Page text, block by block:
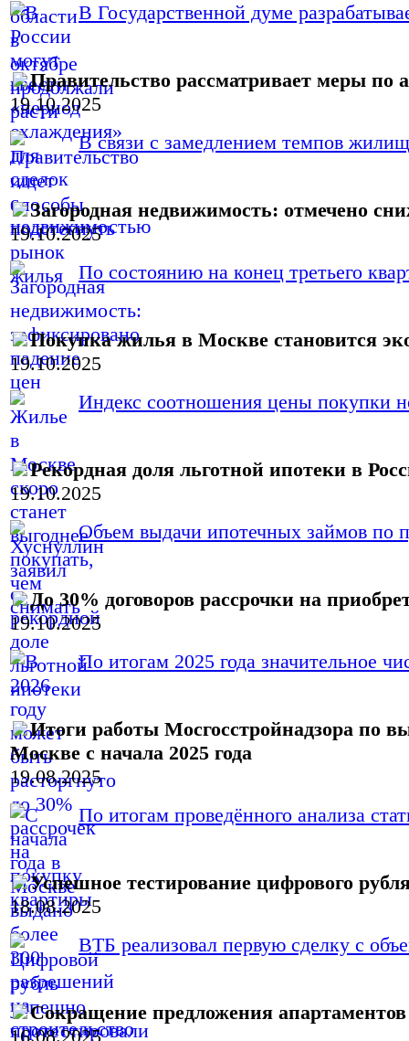
В Государственной думе
Правительство рассматривает меры
19.10.2025
В связи с замедлением темпов
Загородная недвижимость: отмечено
19.10.2025
По состоянию на конец третьего
Покупка жилья в Москве становится
19.10.2025
Индекс соотношения цены покупки
Рекордная доля льготной ипотеки в
19.10.2025
Объем выдачи ипотечных займов по
До 30% договоров рассрочки на
19.10.2025
По итогам 2025 года значительное
Итоги работы Мосгосстройнадзора по
Москве с начала 2025 года
19.08.2025
По итогам проведённого анализа
Успешное тестирование цифрового
18.08.2025
ВТБ реализовал первую сделку с
Сокращение предложения
16.08.2025